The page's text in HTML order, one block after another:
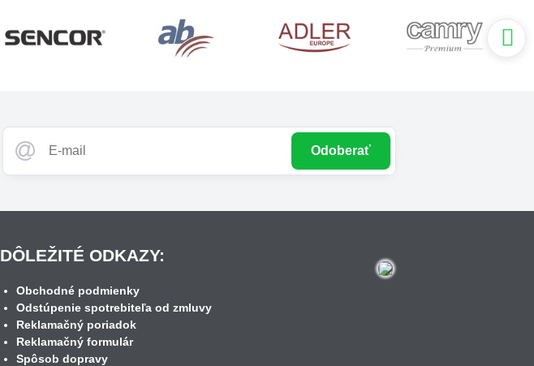
Odoberať
DÔLEŽITÉ ODKAZY:
Obchodné podmienky
Odstúpenie spotrebiteľa od zmluvy
Reklamačný poriadok
Reklamačný formulár
Spôsob dopravy